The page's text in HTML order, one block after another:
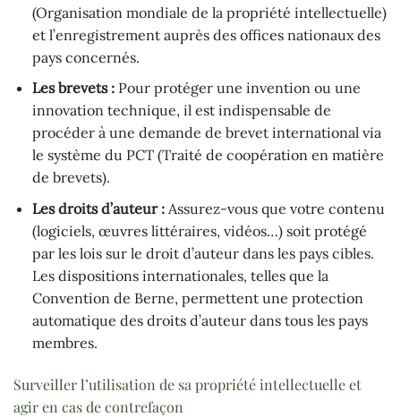
(Organisation mondiale de la propriété intellectuelle)
et l’enregistrement auprès des offices nationaux des
pays concernés.
Les brevets :Pour protéger une invention ou une
innovation technique, il est indispensable de
procéder à une demande de brevet international via
le système du PCT (Traité de coopération en matière
de brevets).
Les droits d’auteur :Assurez-vous que votre contenu
(logiciels, œuvres littéraires, vidéos…) soit protégé
par les lois sur le droit d’auteur dans les pays cibles.
Les dispositions internationales, telles que la
Convention de Berne, permettent une protection
automatique des droits d’auteur dans tous les pays
membres.
Surveiller l’utilisation de sa propriété intellectuelle et
agir en cas de contrefaçon